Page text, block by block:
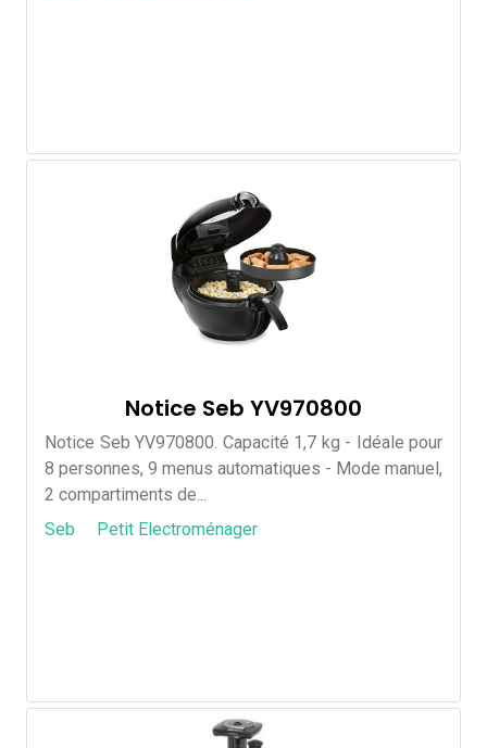
Notice Seb YV970800
Notice Seb YV970800. Capacité 1,7 kg - Idéale pour
8 personnes, 9 menus automatiques - Mode manuel,
2 compartiments de...
Seb
Petit Electroménager